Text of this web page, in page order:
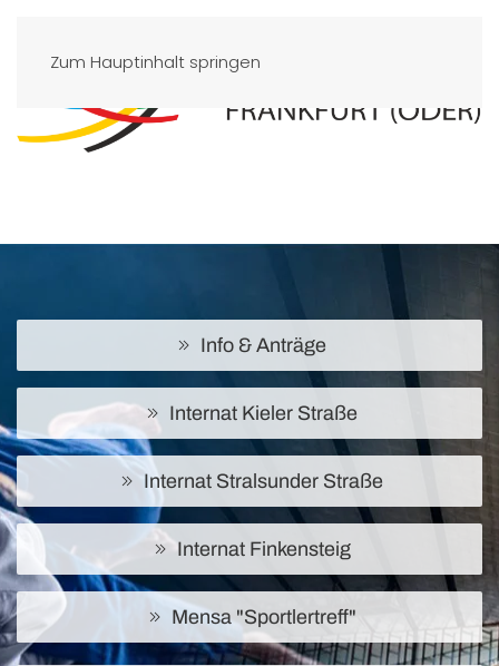
Zum Hauptinhalt springen
Info & Anträge
Internat Kieler Straße
Internat Stralsunder Straße
Internat Finkensteig
Mensa "Sportlertreff"